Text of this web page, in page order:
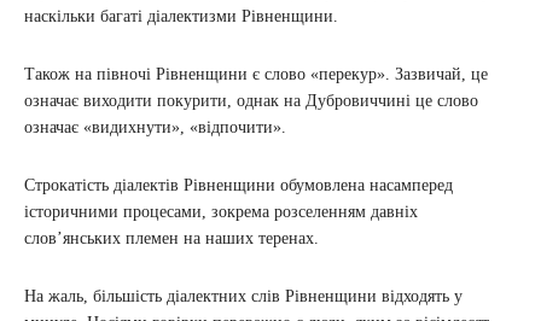
наскільки багаті діалектизми Рівненщини.
Також на півночі Рівненщини є слово «перекур». Зазвичай, це
означає виходити покурити, однак на Дубровиччині це слово
означає «видихнути», «відпочити».
Строкатість діалектів Рівненщини обумовлена насамперед
історичними процесами, зокрема розселенням давніх
слов’янських племен на наших теренах.
На жаль, більшість діалектних слів Рівненщини відходять у